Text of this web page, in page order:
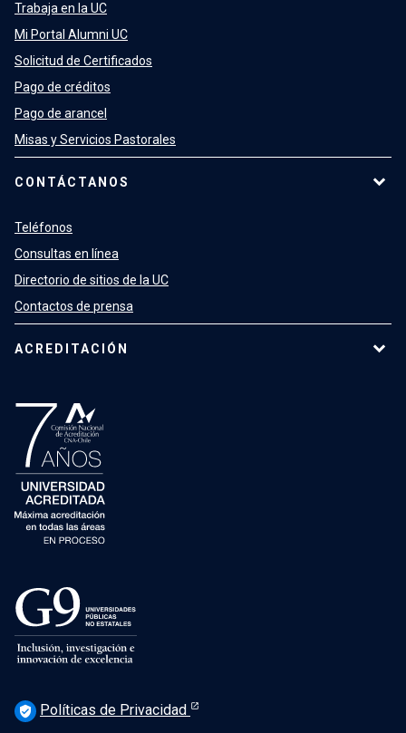
Trabaja en la UC
Mi Portal Alumni UC
Solicitud de Certificados
Pago de créditos
Pago de arancel
Misas y Servicios Pastorales
CONTÁCTANOS
Teléfonos
Consultas en línea
Directorio de sitios de la UC
Contactos de prensa
ACREDITACIÓN
verified_user Políticas de Privacidad